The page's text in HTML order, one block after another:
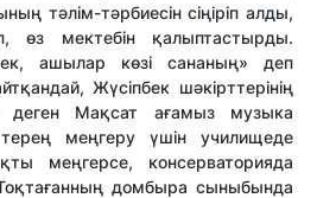
тәлім-тәрбиесін сіңіріп алды,
мектебін қалыптастырды.
ашылар көзі сананың» деп
Жүсіпбек шәкірттерінің
деген Мақсат ағамыз музыка
меңгеру үшін училищеде
меңгерсе, консерваторияда
домбыра сыныбында